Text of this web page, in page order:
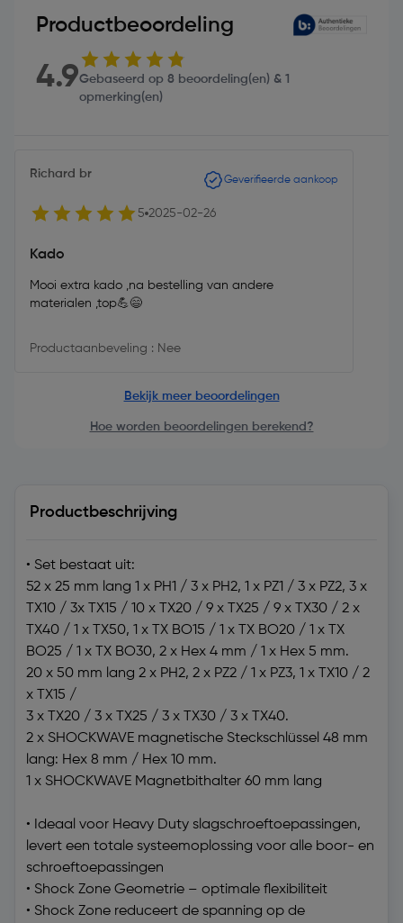
Productbeoordeling
4.9Gebaseerd op 8 beoordeling(en) & 1
opmerking(en)
Richard br Geverifieerde aankoop
5 2025-02-26
Kado
Mooi extra kado ,na bestelling van andere
materialen ,top💪😄
Productaanbeveling : Nee
Bekijk meer beoordelingen
Hoe worden beoordelingen berekend?
Productbeschrijving
• Set bestaat uit:
52 x 25 mm lang 1 x PH1 / 3 x PH2, 1 x PZ1 / 3 x PZ2, 3 x
TX10 / 3x TX15 / 10 x TX20 / 9 x TX25 / 9 x TX30 / 2 x
TX40 / 1 x TX50, 1 x TX BO15 / 1 x TX BO20 / 1 x TX
BO25 / 1 x TX BO30, 2 x Hex 4 mm / 1 x Hex 5 mm.
20 x 50 mm lang 2 x PH2, 2 x PZ2 / 1 x PZ3, 1 x TX10 / 2
x TX15 /
3 x TX20 / 3 x TX25 / 3 x TX30 / 3 x TX40.
2 x SHOCKWAVE magnetische Steckschlüssel 48 mm
lang: Hex 8 mm / Hex 10 mm.
1 x SHOCKWAVE Magnetbithalter 60 mm lang
• Ideaal voor Heavy Duty slagschroeftoepassingen,
levert een totale systeemoplossing voor alle boor- en
schroeftoepassingen
• Shock Zone Geometrie – optimale flexibiliteit
• Shock Zone reduceert de spanning op de